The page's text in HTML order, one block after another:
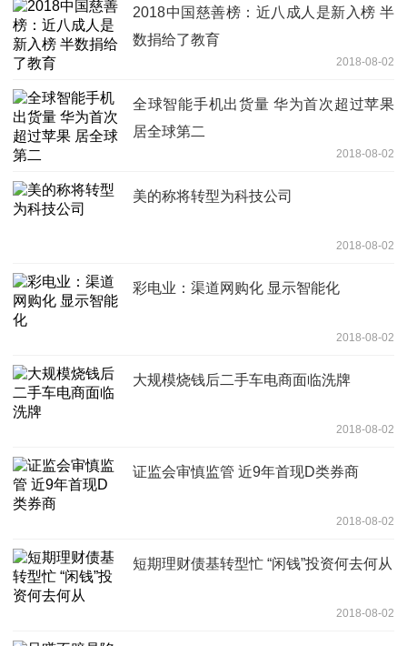
2018中国慈善榜：近八成人是新入榜 半
数捐给了教育
2018-08-02
全球智能手机出货量 华为首次超过苹果
居全球第二
2018-08-02
美的称将转型为科技公司
2018-08-02
彩电业：渠道网购化 显示智能化
2018-08-02
大规模烧钱后二手车电商面临洗牌
2018-08-02
证监会审慎监管 近9年首现D类券商
2018-08-02
短期理财债基转型忙 “闲钱”投资何去何从
2018-08-02